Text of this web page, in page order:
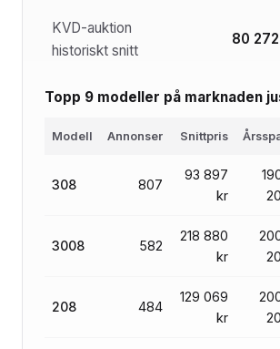
KVD-auktion
historiskt snitt
80
Topp 9 modeller på marknaden
Modell Annonser Snittpris
308 807
93 897
kr
3008 582
218 880
kr
208 484
129 069
kr